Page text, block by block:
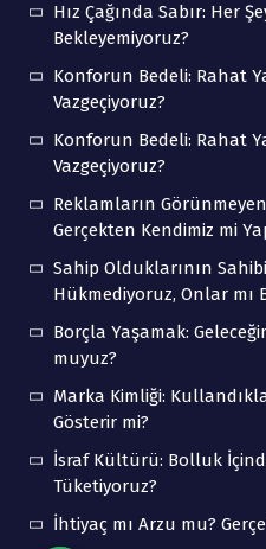
Hız Çağında Sabır: Her
Bekleyemiyoruz?
Konforun Bedeli: Rahat
Vazgeçiyoruz?
Konforun Bedeli: Rahat
Vazgeçiyoruz?
Reklamların
Gerçekten Kendimiz mi
Sahip Olduklarının
Hükmediyoruz, Onlar mı
Borçla Yaşamak:
muyuz?
Marka Kimliği:
Gösterir mi?
İsraf Kültürü: Bolluk
Tüketiyoruz?
İhtiyaç mı Arzu mu?